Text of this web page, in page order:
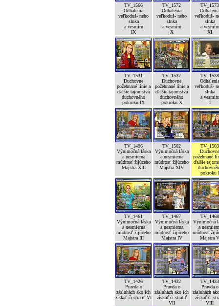
TV_1566
Odhalenia
veľkoduš- ného
slnka
a vesmíru
IX
TV_1572
Odhalenia
veľkoduš- ného
slnka
a vesmíru
X
TV_1573
Odhalenia
veľkoduš-
slnka
a vesmíru
XI
TV_1531
Duchovne
požehnané línie a
ďalšie tajomstvá
duchovného
pokroku IX
TV_1537
Duchovne
požehnané línie a
ďalšie tajomstvá
duchovného
pokroku X
TV_1538
Odhalenia
veľkoduš-
slnka
a vesmíru
I
TV_1496
Výnimočná láska
a nesmierna
múdrosť žijúceho
Majstra XIII
TV_1502
Výnimočná láska
a nesmierna
múdrosť žijúceho
Majstra XIV
TV_1503
Duchovne
požehnané
ďalšie
pokroku I
TV_1461
Výnimočná láska
a nesmierna
múdrosť žijúceho
Majstra III
TV_1467
Výnimočná láska
a nesmierna
múdrosť žijúceho
Majstra IV
TV_1468
Výnimočná
a
múdrosť
Majstra V
TV_1426
Pravda o
zásluhách ako ich
získať či stratiť VI
TV_1432
Pravda o
zásluhách ako ich
získať či stratiť
VII
TV_1433
Pravda o
zásluhách
získať či
VIII